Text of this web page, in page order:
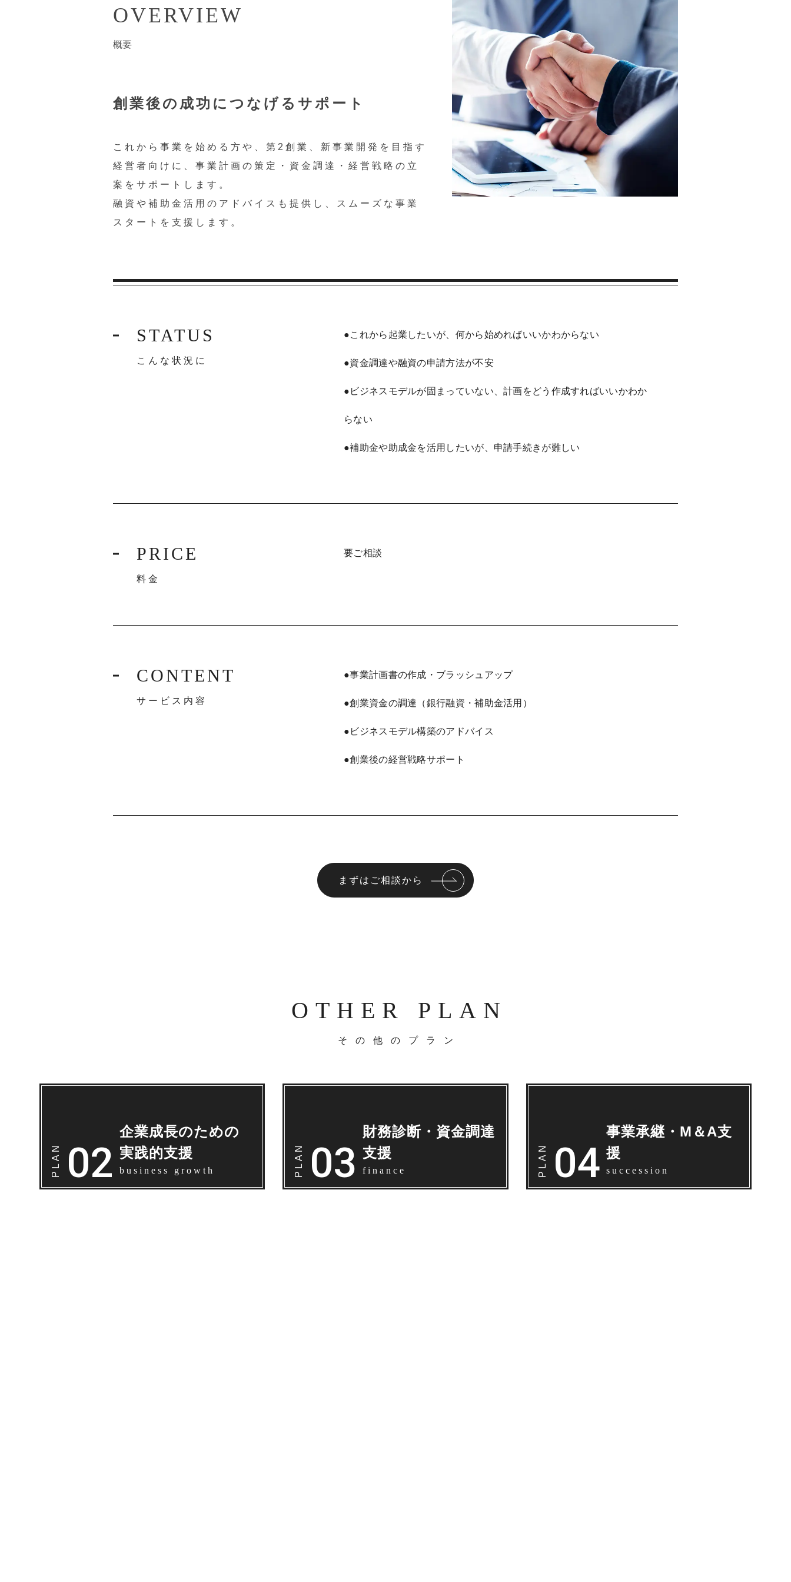
OVERVIEW
概要
創業後の成功に つなげるサポート
これから事業を始める方や、第2創業、新事業開発を目指す
経営者向けに、事業計画の策定・資金調達・経営戦略の立
案をサポートします。
融資や補助金活用のアドバイスも提供し、スムーズな事業
スタートを支援します。
STATUS
こんな状況に
●これから起業したいが、何から始めればいいかわからない
●資金調達や融資の申請方法が不安
●ビジネスモデルが固まっていない、計画をどう作成すればいいかわか
らない
●補助金や助成金を活用したいが、申請手続きが難しい
PRICE
料金
要ご相談
CONTENT
サービス内容
●事業計画書の作成・ブラッシュアップ
●創業資金の調達（銀行融資・補助金活用）
●ビジネスモデル構築のアドバイス
●創業後の経営戦略サポート
まずはご相談から
OTHER PLAN
その他のプラン
企業成長のための
実践的支援
business growth
財務診断・資金調達
支援
finance
事業承継・M＆A支
援
succession